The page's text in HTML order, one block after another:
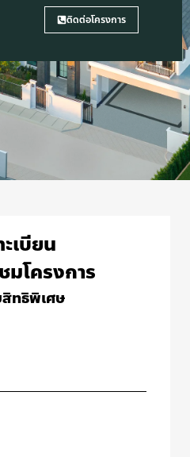
ติดต่อโครงการ
เบียน
มโครงการ
สิทธิพิเศษ